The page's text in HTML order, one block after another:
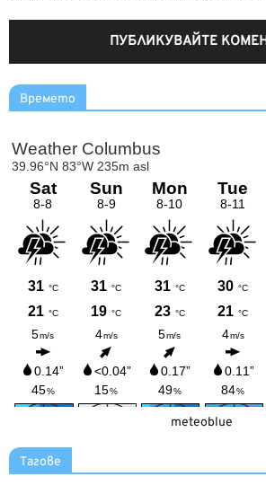
Времето
meteoblue
Тагове